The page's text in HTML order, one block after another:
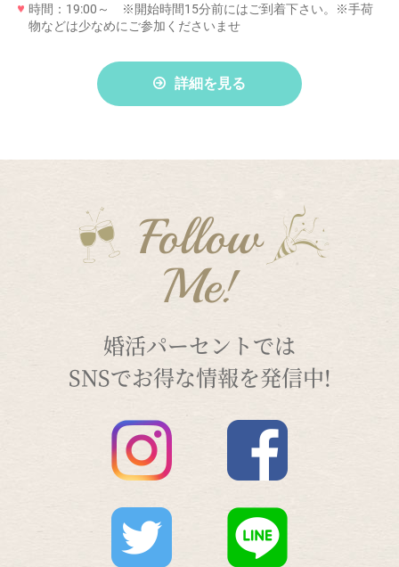
時間：19:00～ ※開始時間15分前にはご到着下さい。※手荷
物などは少なめにご参加くださいませ
詳細を見る
Follow
Me!
婚活パーセントでは
SNSでお得な情報を発信中!